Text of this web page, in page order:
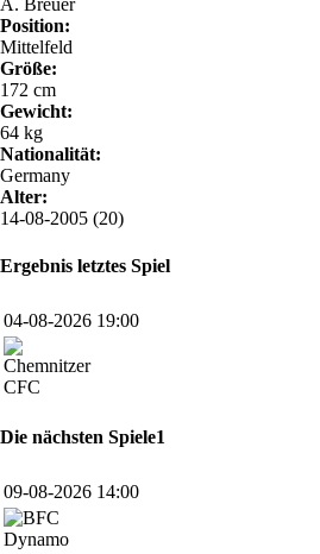
A. Breuer
Position:
Mittelfeld
Größe:
172 cm
Gewicht:
64 kg
Nationalität:
Germany
Alter:
14-08-2005 (20)
Ergebnis letztes Spiel
04-08-2026 19:00
CFC
Die nächsten Spiele1
09-08-2026 14:00